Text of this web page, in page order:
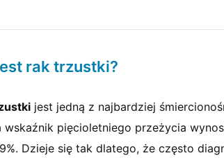
rak trzustki?
jest jedną z najbardziej
wskaźnik pięcioletniego przeżycia
Dzieje się tak dlatego, że często